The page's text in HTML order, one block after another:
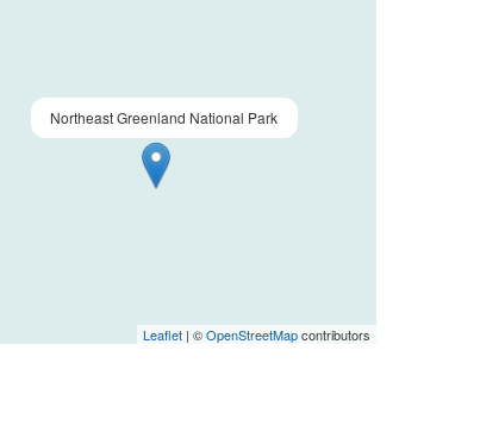
Northeast Greenland National Park
Leaflet | ©OpenStreetMapcontributors